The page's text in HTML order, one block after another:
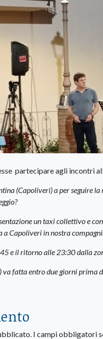
partecipare agli incontri
(Capoliveri) a per seguire
un taxi collettivo e
a Capoliveri in nostra
e il ritorno alle 23:30 dalla
va fatta entro due giorni prima
I campi obbligatori